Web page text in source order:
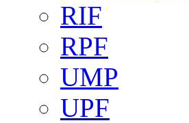
RIF
RPF
UMP
UPF